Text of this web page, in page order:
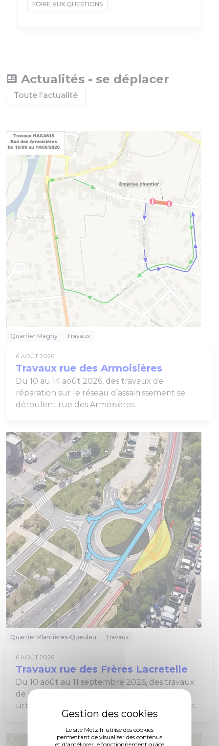
Le site Metz.fr utilise des cookies
permettant de visualiser des contenus
et d'améliorer le fonctionnement grâce
FOIRE AUX QUESTIONS
Actualités - se déplacer
Toute l'actualité
Quartier Magny Travaux
6 AOÛT 2026
Travaux rue des Armoisières
Du 10 au 14 août 2026, des travaux de
réparation sur le réseau d’assainissement se
déroulent rue des Armoisières.
Quartier Plantières-Queuleu Travaux
6 AOÛT 2026
Travaux rue des Frères Lacretelle
Du 10 août au 11 septembre 2026, des travaux
de raccordement au réseau de chauffage
urbain se déroulent rue des Frères Lacretelle.